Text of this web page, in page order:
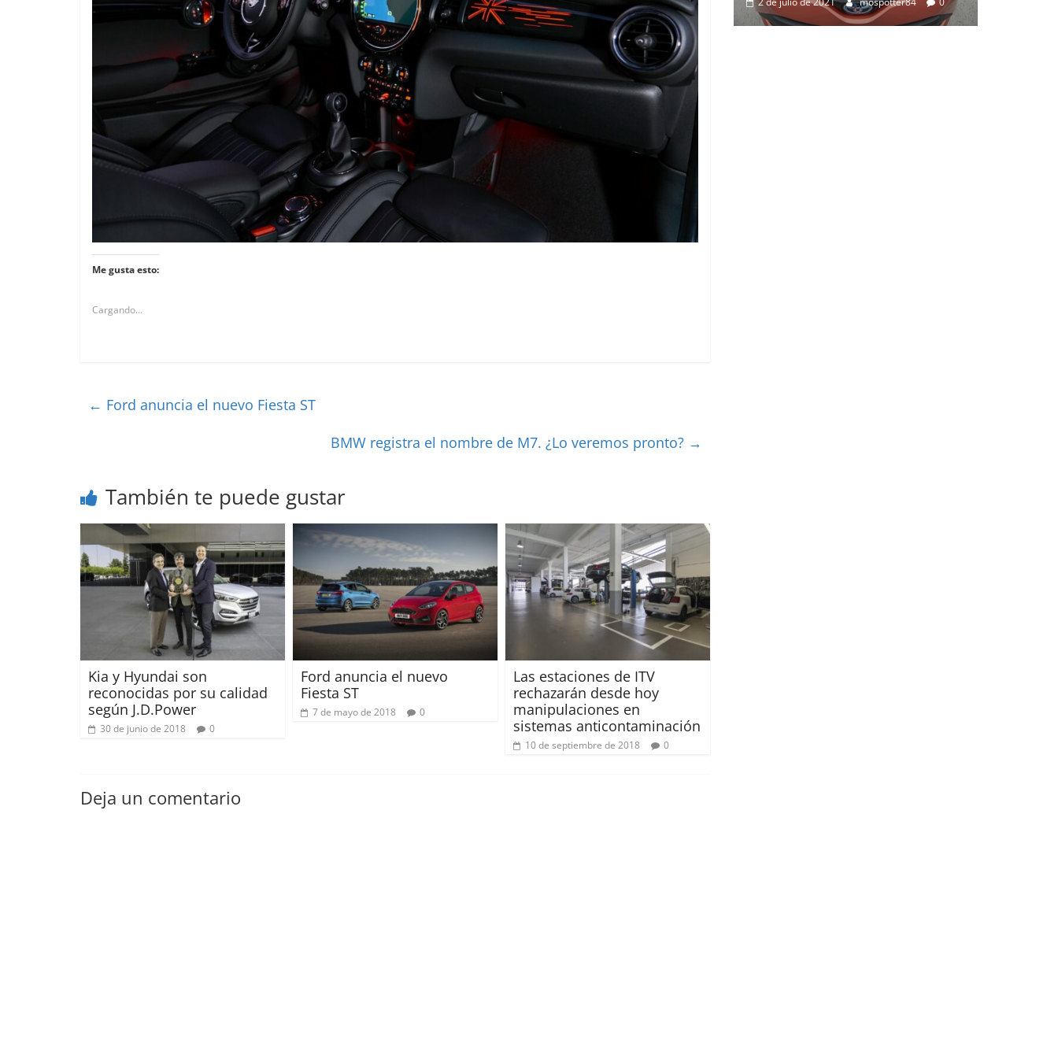
Me gusta esto:
Cargando...
← Ford anuncia el nuevo Fiesta ST
BMW registra el nombre de M7. ¿Lo veremos pronto? →
También te puede gustar
Kia y Hyundai son
reconocidas por su calidad
según J.D.Power
30 de junio de 2018 0
Ford anuncia el nuevo
Fiesta ST
7 de mayo de 2018 0
Las estaciones de ITV
rechazarán desde hoy
manipulaciones en
sistemas anticontaminación
10 de septiembre de 2018 0
Deja un comentario
31 de mayo de 2022 mospotter84 0
Seguridad
Mercedes-Benz ESF 05: 50
años de seguridad
21 de octubre de 2021 mospotter84